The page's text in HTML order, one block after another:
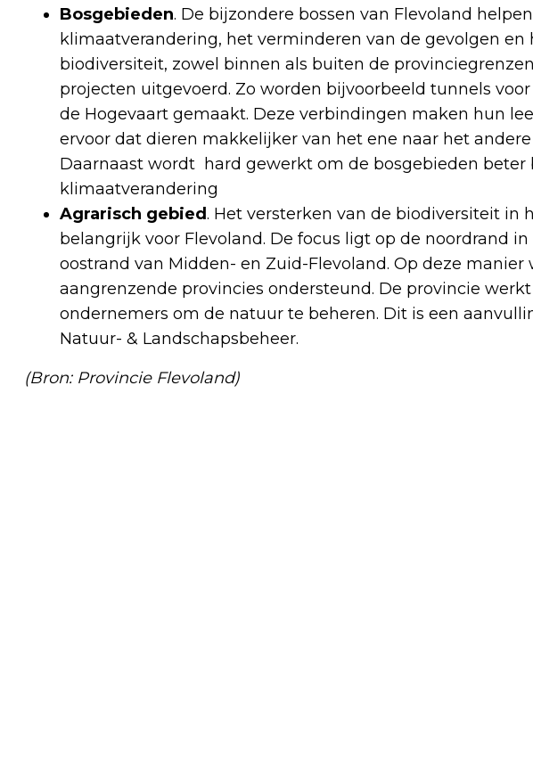
Bosgebieden. De bijzondere bossen van Flevoland
klimaatverandering, het verminderen van de gevolgen en
biodiversiteit, zowel binnen als buiten de
projecten uitgevoerd. Zo worden bijvoorbeeld tunnels
de Hogevaart gemaakt. Deze verbindingen maken hun
ervoor dat dieren makkelijker van het ene naar het
Daarnaast wordt hard gewerkt om de bosgebieden beter
klimaatverandering
Agrarisch gebied. Het versterken van de biodiversiteit in
belangrijk voor Flevoland. De focus ligt op de noordrand
oostrand van Midden- en Zuid-Flevoland. Op deze manier
aangrenzende provincies ondersteund. De provincie
ondernemers om de natuur te beheren. Dit is een
Natuur- & Landschapsbeheer.
(Bron: Provincie Flevoland)